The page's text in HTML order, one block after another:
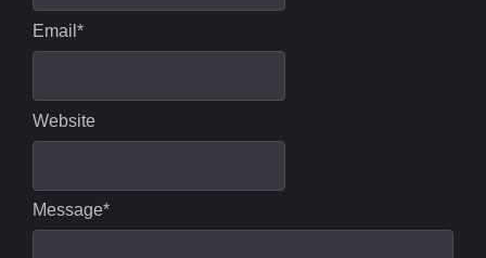
Message*
Email *
Website